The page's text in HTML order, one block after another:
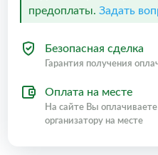
предоплаты. Задать
Безопасная сделка
Гарантия получения
Оплата на месте
На сайте Вы
организатору на месте